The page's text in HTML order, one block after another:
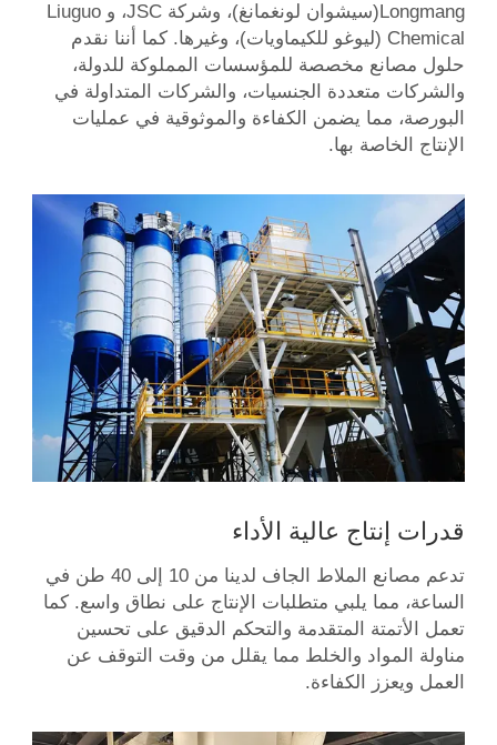
Longmang(سيشوان لونغمانغ)، وشركة JSC، و Liuguo
Chemical (ليوغو للكيماويات)، وغيرها. كما أننا نقدم
حلول مصانع مخصصة للمؤسسات المملوكة للدولة،
والشركات متعددة الجنسيات، والشركات المتداولة في
البورصة، مما يضمن الكفاءة والموثوقية في عمليات
الإنتاج الخاصة بها.
قدرات إنتاج عالية الأداء
تدعم مصانع الملاط الجاف لدينا من 10 إلى 40 طن في
الساعة، مما يلبي متطلبات الإنتاج على نطاق واسع. كما
تعمل الأتمتة المتقدمة والتحكم الدقيق على تحسين
مناولة المواد والخلط مما يقلل من وقت التوقف عن
العمل ويعزز الكفاءة.